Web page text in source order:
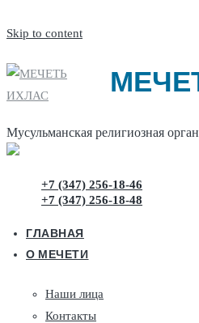
Skip to content
Мусульманская религиозная
+7 (347) 256-18-46
+7 (347) 256-18-48
ГЛАВНАЯ
О МЕЧЕТИ
Наши лица
Контакты